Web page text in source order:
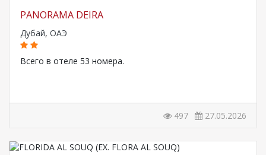
PANORAMA DEIRA
Дубай, ОАЭ
Всего в отеле 53 номера.
497 27.05.2026